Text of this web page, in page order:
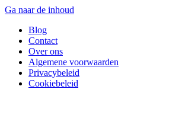
Ga naar de inhoud
Blog
Contact
Over ons
Algemene voorwaarden
Privacybeleid
Cookiebeleid